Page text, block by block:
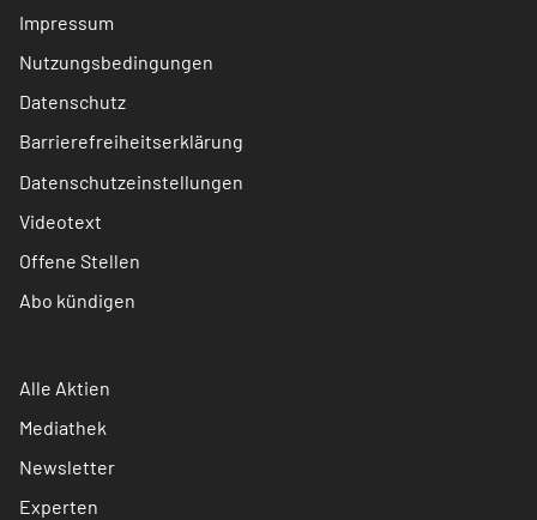
Impressum
Nutzungsbedingungen
Datenschutz
Barrierefreiheitserklärung
Datenschutzeinstellungen
Videotext
Offene Stellen
Abo kündigen
Alle Aktien
Mediathek
Newsletter
Experten